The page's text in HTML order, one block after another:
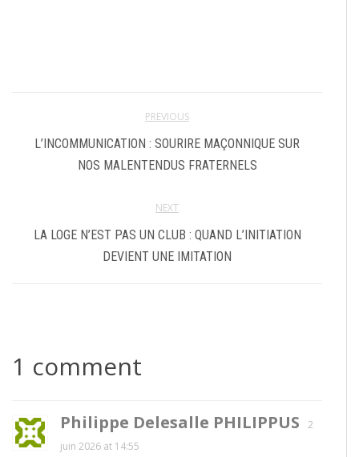
PREVIOUS
L’INCOMMUNICATION : SOURIRE MAÇONNIQUE SUR
NOS MALENTENDUS FRATERNELS
NEXT
LA LOGE N’EST PAS UN CLUB : QUAND L’INITIATION
DEVIENT UNE IMITATION
1 comment
Philippe Delesalle PHILIPPUS
2
juin 2026 at 14:55